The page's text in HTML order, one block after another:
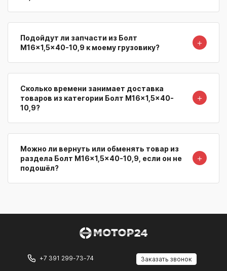
Подойдут ли запчасти из Болт
M16x1,5x40-10,9 к моему грузовику?
＋
Сколько времени занимает доставка
товаров из категории Болт M16x1,5x40-
10,9?
＋
Можно ли вернуть или обменять товар из
раздела Болт M16x1,5x40-10,9, если он не
подошёл?
＋
+7 391 299-73-74 Заказать звонок